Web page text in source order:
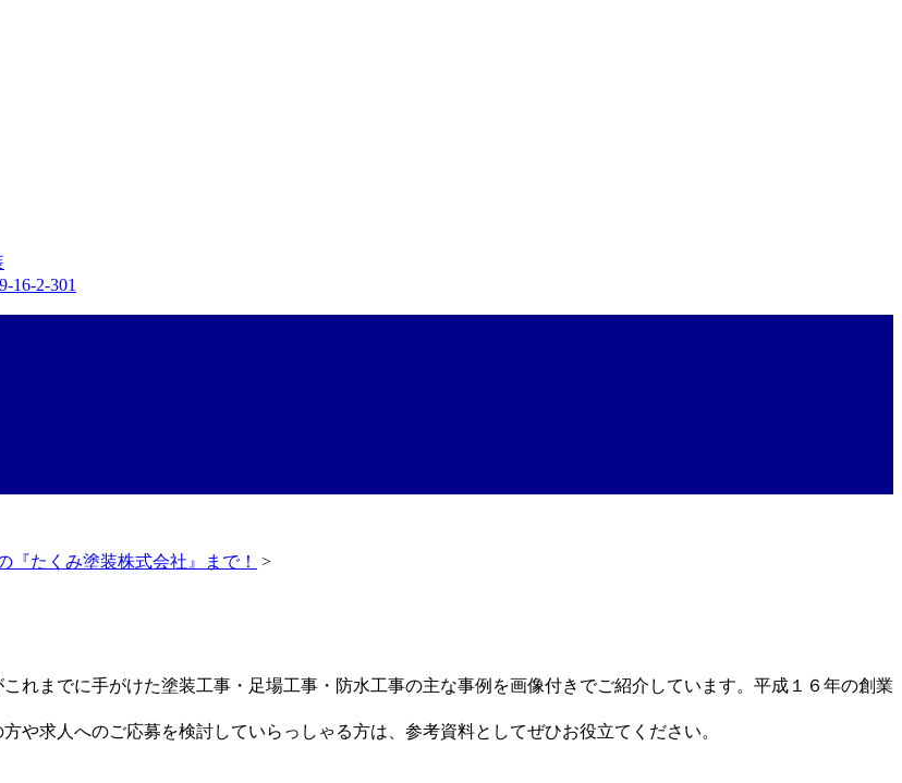
たくみ塗装株式会社』まで！
>
れまでに手がけた塗装工事・足場工事・防水工事の主な事例を画像付きでご紹介しています。平成１６年の創業
や求人へのご応募を検討していらっしゃる方は、参考資料としてぜひお役立てください。